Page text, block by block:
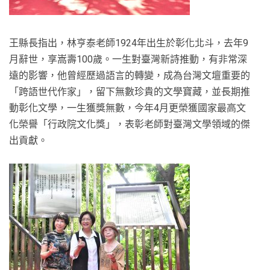
王縣長指出，林亨泰老師1924年出生於彰化北斗，去年9
月辭世，享嵩壽100歲。一生對臺灣新詩推動，有非常深
遠的影響，他曾經歷過語言的轉變，成為台灣文壇重要的
「跨語世代作家」，留下無數珍貴的文學寶藏，並長期推
動彰化文學，一生獲獎無數，今年4月更榮獲國家最高文
化榮譽「行政院文化獎」，表彰老師對臺灣文學領域的傑
出貢獻。